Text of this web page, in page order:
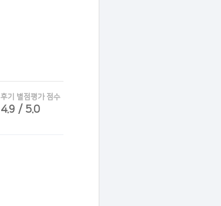
후기 별점평가 점수
4.9 / 5.0